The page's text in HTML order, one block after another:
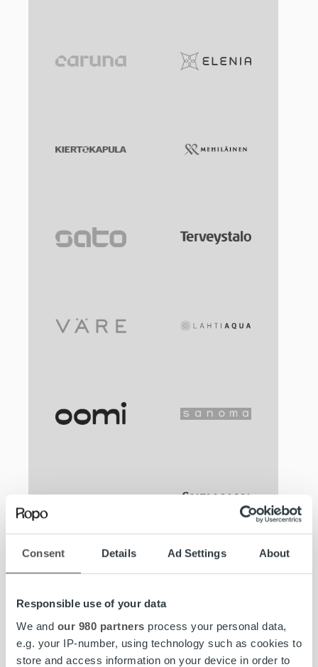
Consent Details Ad Settings About
Responsible use of your data
We and our 980 partners process your personal data,
e.g. your IP-number, using technology such as cookies to
store and access information on your device in order to